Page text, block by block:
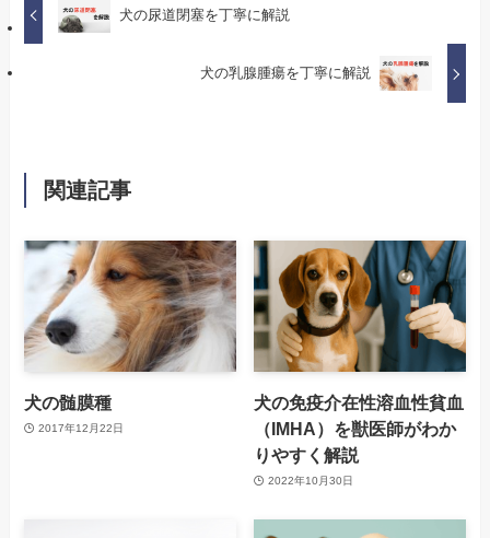
犬の尿道閉塞を丁寧に解説
犬の乳腺腫瘍を丁寧に解説
関連記事
犬の髄膜種
2017年12月22日
犬の免疫介在性溶血性貧血
（IMHA）を獣医師がわか
りやすく解説
2022年10月30日